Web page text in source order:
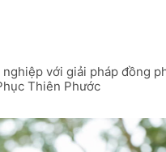
nghiệp với giải pháp đồng
Thiên Phước